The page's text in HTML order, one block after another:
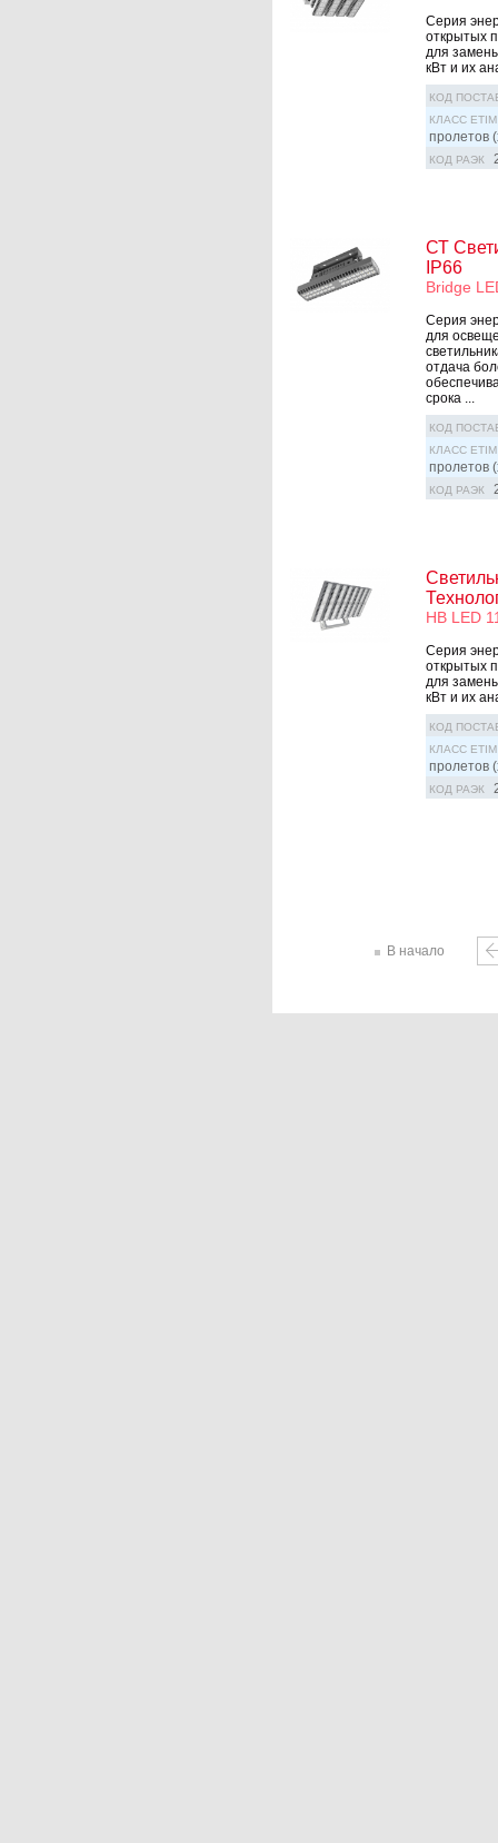
Серия
открытых
для
кВт и их
КОД
КЛАСС ETIM
пролетов
КОД РАЭК
СТ
IP66
Bridge
Серия
для
отдача
срока ...
КОД
КЛАСС ETIM
пролетов
КОД РАЭК
HB LED
Серия
открытых
для
кВт и их
КОД
КЛАСС ETIM
пролетов
КОД РАЭК
В начало